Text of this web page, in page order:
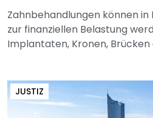
Zahnbehandlungen können
zur finanziellen Belastung
Implantaten, Kronen, Brücken
JUSTIZ